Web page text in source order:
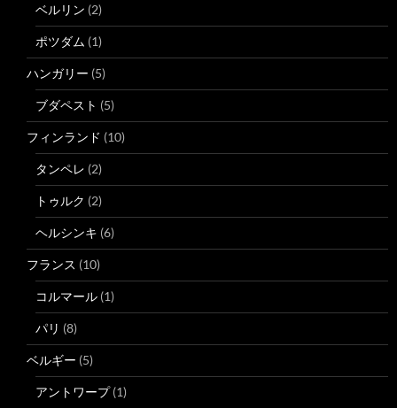
ベルリン (2)
ポツダム (1)
ハンガリー (5)
ブダペスト (5)
フィンランド (10)
タンペレ (2)
トゥルク (2)
ヘルシンキ (6)
フランス (10)
コルマール (1)
パリ (8)
ベルギー (5)
アントワープ(1)